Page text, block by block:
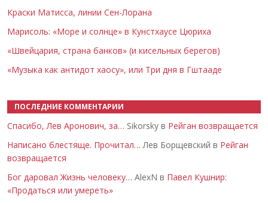
Краски Матисса, линии Сен-Лорана
Марисоль: «Море и солнце» в Кунстхаусе Цюриха
«Швейцария, страна банков» (и кисельных берегов)
«Музыка как антидот хаосу», или Три дня в Гштааде
ПОСЛЕДНИЕ КОММЕНТАРИИ
Спасибо, Лев Аронович, за… Sikorsky в Рейган возвращается
Написано блестяще. Прочитал… Лев Борщевский в Рейган
возвращается
Бог даровал Жизнь человеку… AlexN в Павел Кушнир:
«Продаться или умереть»